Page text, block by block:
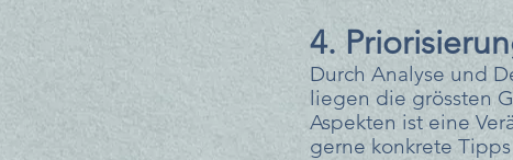
4.
Durch Analyse und
liegen die grössten
Aspekten ist eine
gerne konkrete